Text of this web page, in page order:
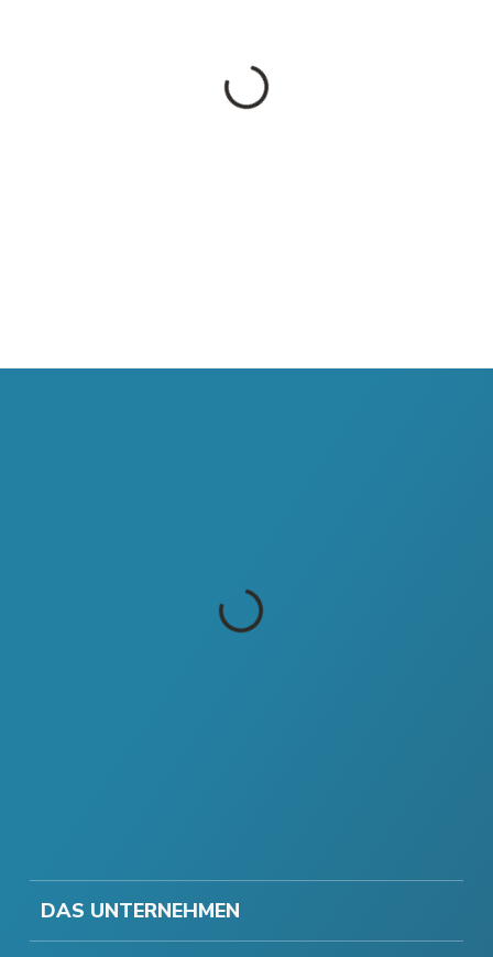
DAS UNTERNEHMEN